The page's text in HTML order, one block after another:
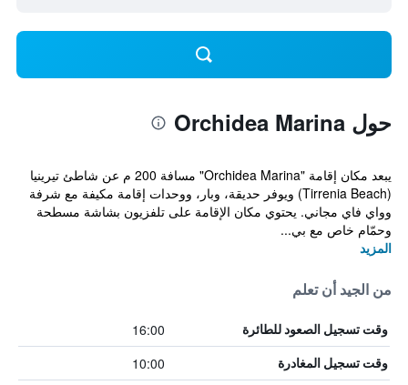
حول Orchidea Marina
يبعد مكان إقامة "Orchidea Marina" مسافة 200 م عن شاطئ تيرينيا
(Tirrenia Beach) ويوفر حديقة، وبار، ووحدات إقامة مكيفة مع شرفة
وواي فاي مجاني. يحتوي مكان الإقامة على تلفزيون بشاشة مسطحة
وحمّام خاص مع بي...
المزيد
من الجيد أن تعلم
وقت تسجيل الصعود للطائرة 16:00
وقت تسجيل المغادرة 10:00